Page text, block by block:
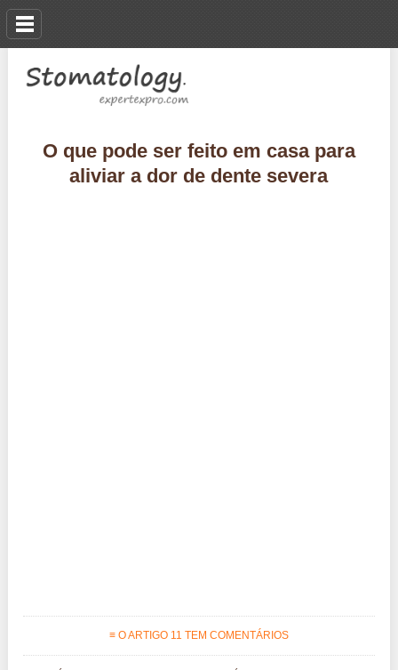
O que pode ser feito em casa para
aliviar a dor de dente severa
≡ O ARTIGO 11 TEM COMENTÁRIOS